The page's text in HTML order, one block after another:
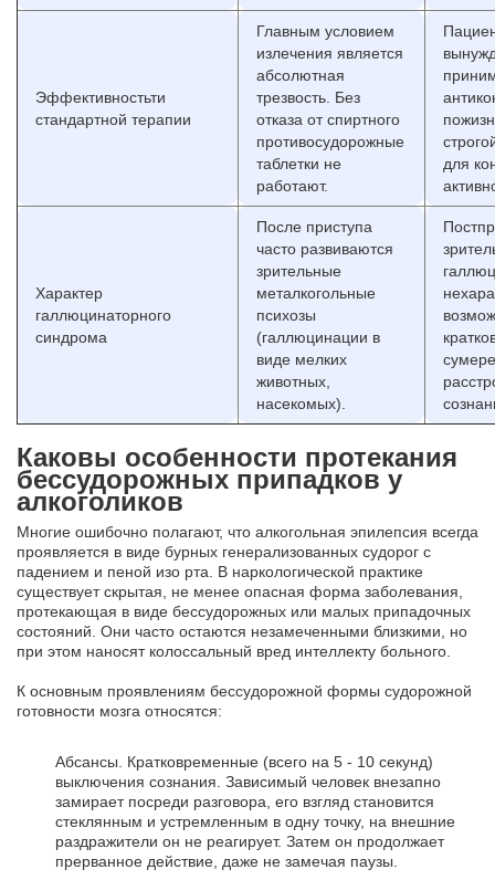
Эффективностьти
стандартной терапии
Главным условием
излечения является
абсолютная
трезвость. Без
отказа от спиртного
противосудорожные
таблетки не
работают.
для
Характер
галлюцинаторного
синдрома
После приступа
часто развиваются
зрительные
металкогольные
психозы
(галлюцинации в
виде мелких
животных,
насекомых).
Каковы особенности протекания
бессудорожных припадков у
алкоголиков
Многие ошибочно полагают, что алкогольная эпилепсия всегда
проявляется в виде бурных генерализованных судорог с
падением и пеной изо рта. В наркологической практике
существует скрытая, не менее опасная форма заболевания,
протекающая в виде бессудорожных или малых припадочных
состояний. Они часто остаются незамеченными близкими, но
при этом наносят колоссальный вред интеллекту больного.
К основным проявлениям бессудорожной формы судорожной
готовности мозга относятся:
Абсансы. Кратковременные (всего на 5 - 10 секунд)
выключения сознания. Зависимый человек внезапно
замирает посреди разговора, его взгляд становится
стеклянным и устремленным в одну точку, на внешние
раздражители он не реагирует. Затем он продолжает
прерванное действие, даже не замечая паузы.